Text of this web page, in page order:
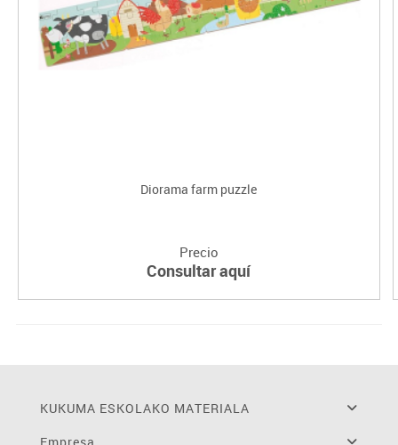
Diorama farm puzzle
Precio
Consultar aquí
KUKUMA ESKOLAKO MATERIALA